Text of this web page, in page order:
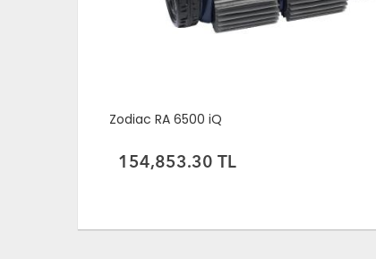
Zodiac RA 6500 iQ
154,853.30 TL